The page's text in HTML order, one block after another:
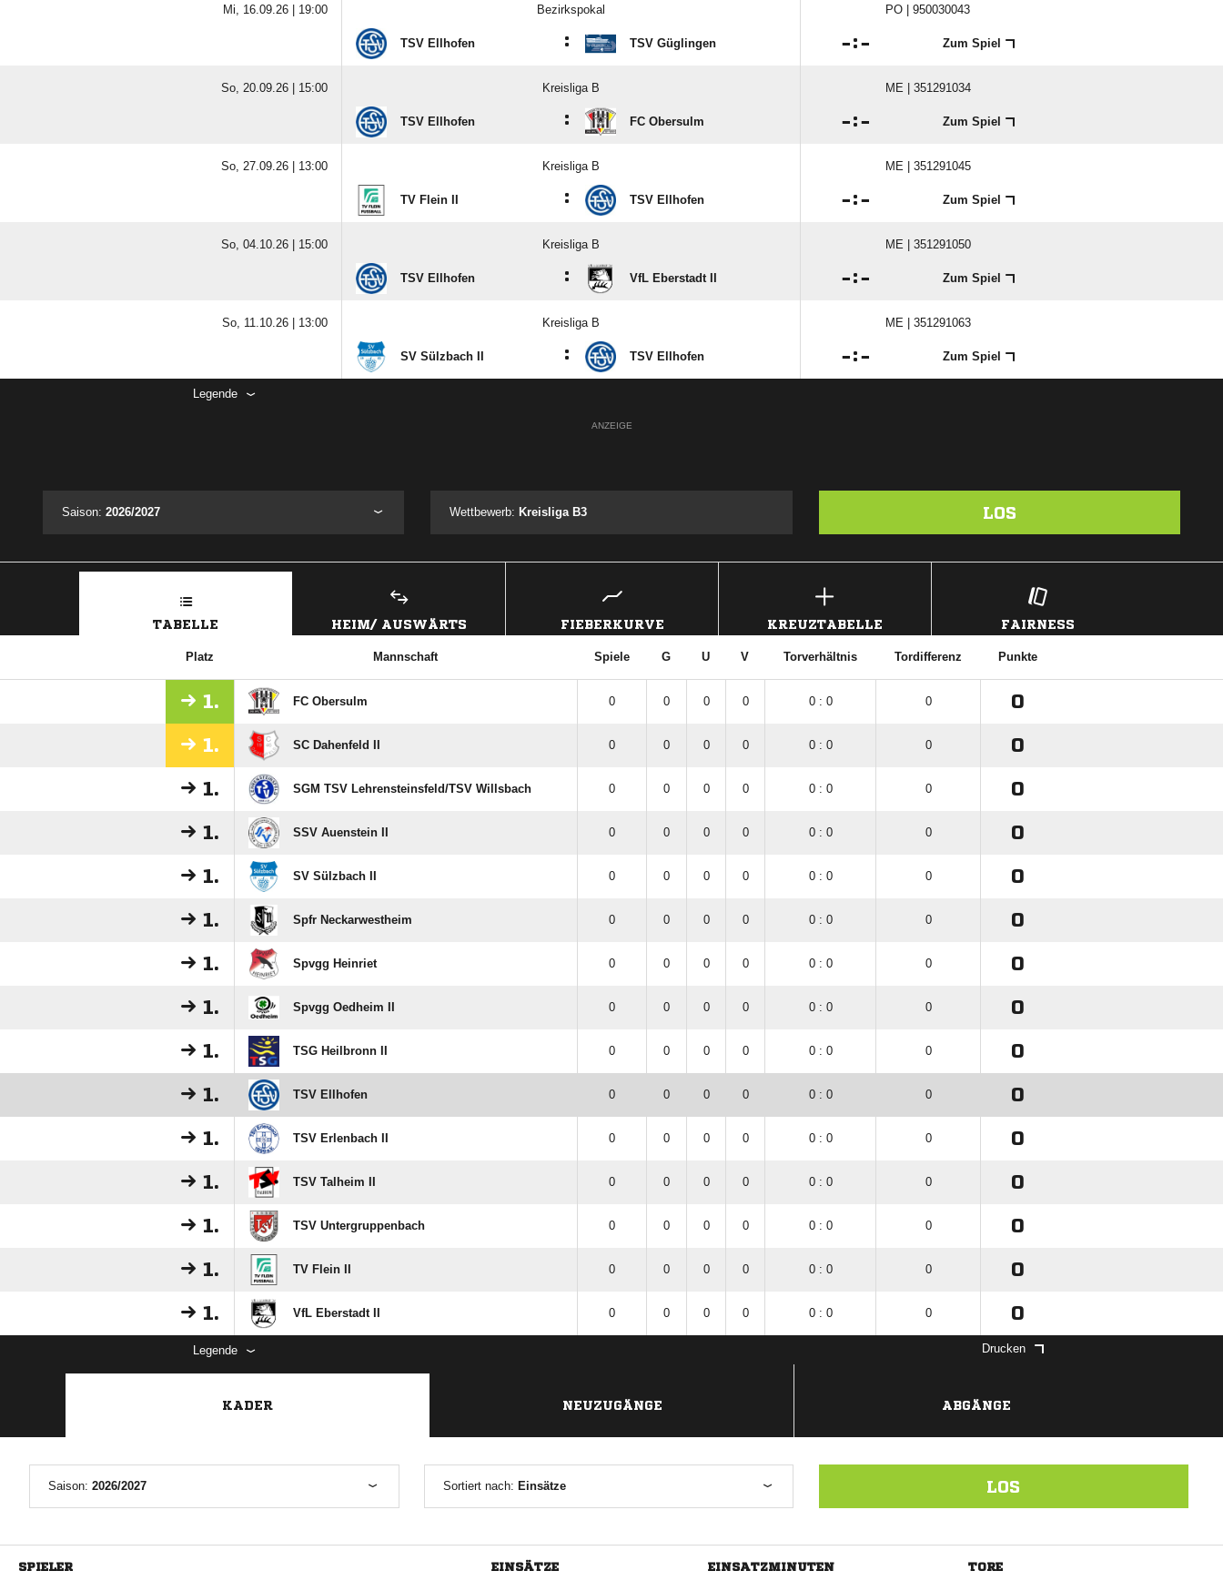
Mi, 16.09.26 | 19:00 Bezirkspokal PO | 950030043
TSV Ellhofen : TSV Güglingen : Zum Spiel
So, 20.09.26 | 15:00 Kreisliga B ME | 351291034
TSV Ellhofen : FC Obersulm : Zum Spiel
So, 27.09.26 | 13:00 Kreisliga B ME | 351291045
TV Flein II : TSV Ellhofen : Zum Spiel
So, 04.10.26 | 15:00 Kreisliga B ME | 351291050
TSV Ellhofen : VfL Eberstadt II : Zum Spiel
So, 11.10.26 | 13:00 Kreisliga B ME | 351291063
SV Sülzbach II : TSV Ellhofen : Zum Spiel
Legende
ANZEIGE
Saison: 2026/2027 Wettbewerb: Kreisliga B3 LOS
TABELLE HEIM/ AUSWÄRTS FIEBERKURVE KREUZTABELLE FAIRNESS
Platz Mannschaft Spiele G U V Torverhältnis Tordifferenz Punkte
1. FC Obersulm 0 0 0 0 0 : 0 0 0
1. SC Dahenfeld II 0 0 0 0 0 : 0 0 0
1. SGM TSV Lehrensteinsfeld/​TSV Willsbach 0 0 0 0 0 : 0 0 0
1. SSV Auenstein II 0 0 0 0 0 : 0 0 0
1. SV Sülzbach II 0 0 0 0 0 : 0 0 0
1. Spfr Neckarwestheim 0 0 0 0 0 : 0 0 0
1. Spvgg Heinriet 0 0 0 0 0 : 0 0 0
1. Spvgg Oedheim II 0 0 0 0 0 : 0 0 0
1. TSG Heilbronn II 0 0 0 0 0 : 0 0 0
1. TSV Ellhofen 0 0 0 0 0 : 0 0 0
1. TSV Erlenbach II 0 0 0 0 0 : 0 0 0
1. TSV Talheim II 0 0 0 0 0 : 0 0 0
1. TSV Untergruppenbach 0 0 0 0 0 : 0 0 0
1. TV Flein II 0 0 0 0 0 : 0 0 0
1. VfL Eberstadt II 0 0 0 0 0 : 0 0 0
Legende Drucken
KADER NEUZUGÄNGE ABGÄNGE
Saison: 2026/2027 Sortiert nach: Einsätze LOS
SPIELER EINSÄTZE EINSATZMINUTEN TORE